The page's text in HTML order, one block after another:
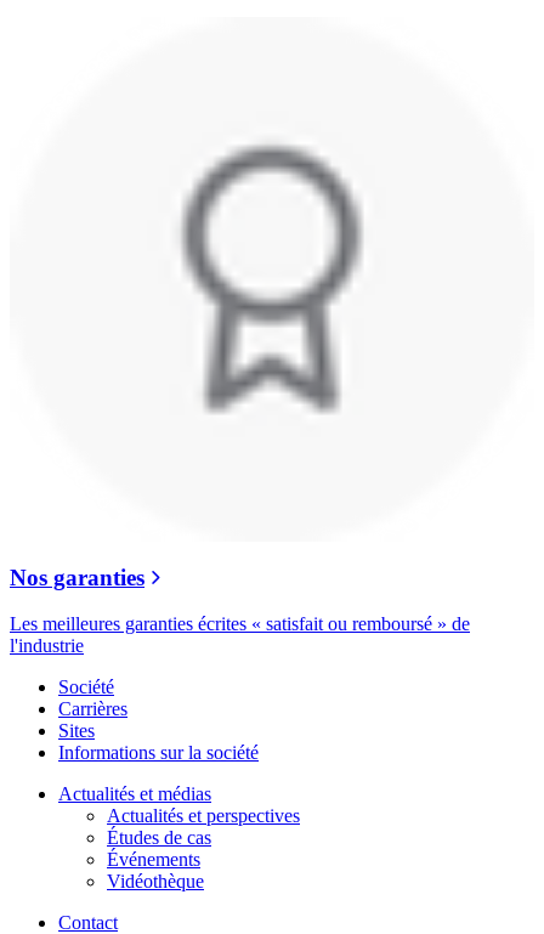
Nos garanties
Les meilleures garanties écrites « satisfait ou remboursé » de
l'industrie
Société
Carrières
Sites
Informations sur la société
Actualités et médias
Actualités et perspectives
Études de cas
Événements
Vidéothèque
Contact